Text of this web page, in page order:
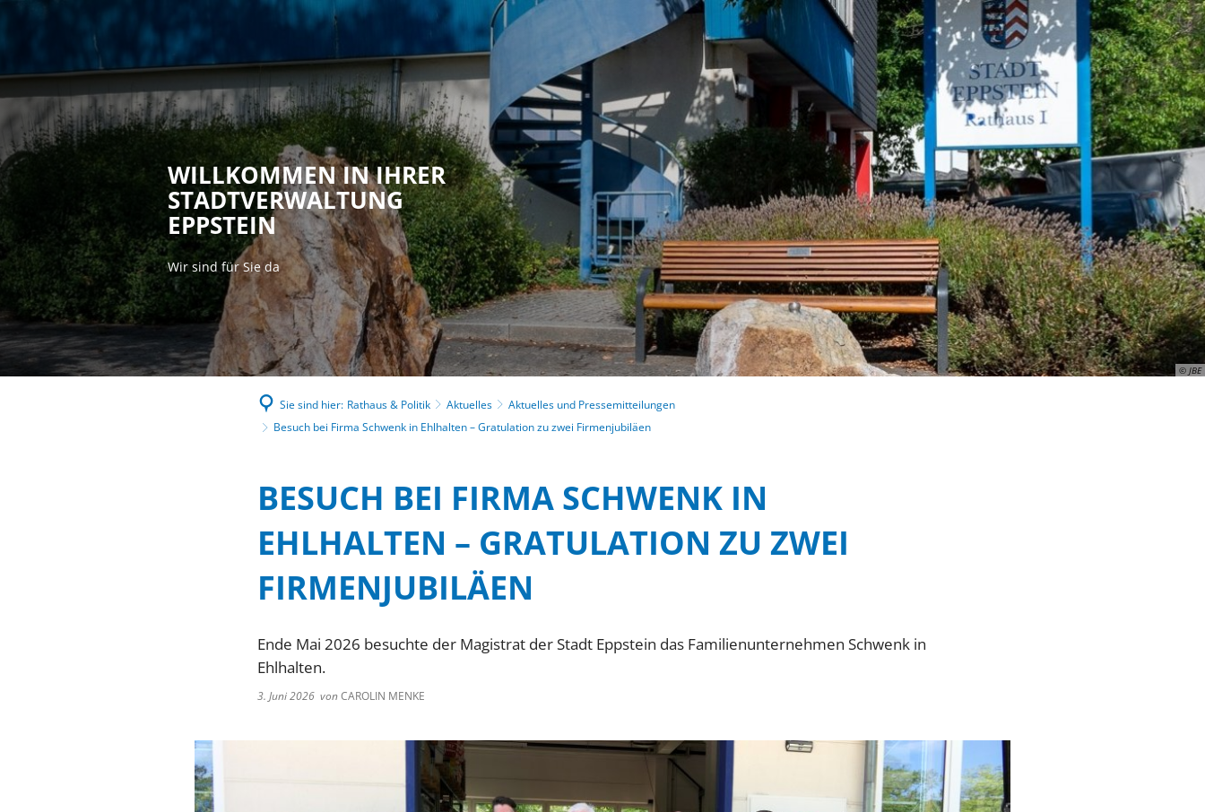
Rathaus & Politik Leben in Eppstein Kultur & Tourismus Wirtschaft
© JBE
WILLKOMMEN IN IHRER
STADTVERWALTUNG
EPPSTEIN
Wir sind für Sie da
Sie sind hier: Rathaus & Politik Aktuelles
Aktuelles und Pressemitteilungen
Besuch bei Firma Schwenk in Ehlhalten – Gratulation zu zwei Firmenjubiläen
BESUCH BEI FIRMA SCHWENK IN
EHLHALTEN – GRATULATION ZU ZWEI
FIRMENJUBILÄEN
Ende Mai 2026 besuchte der Magistrat der Stadt Eppstein das Familienunternehmen Schwenk in
Ehlhalten.
3. Juni 2026 vonCAROLIN MENKE